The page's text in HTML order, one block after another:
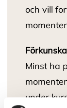
och vill
Minst ha
under